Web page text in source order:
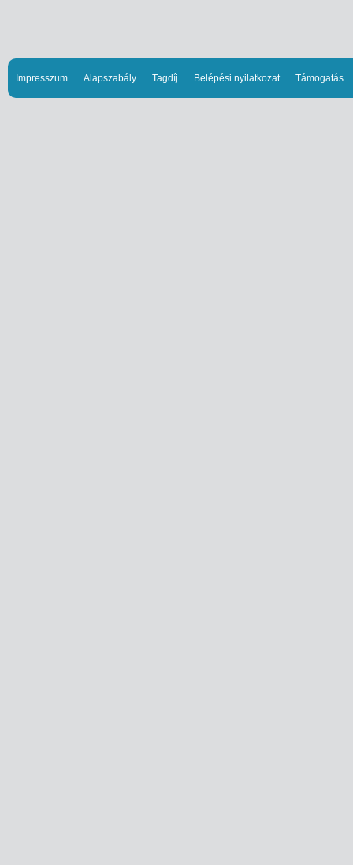
Impresszum Alapszabály Tagdíj Belépési nyilatkozat Támogatás